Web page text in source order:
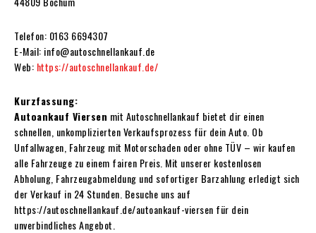
Telefon: 0163 6694307
E-Mail: info@autoschnellankauf.de
Web: https://autoschnellankauf.de/
Kurzfassung:
Autoankauf Viersen mit Autoschnellankauf bietet dir einen
schnellen, unkomplizierten Verkaufsprozess für dein Auto. Ob
Unfallwagen, Fahrzeug mit Motorschaden oder ohne TÜV – wir kaufen
alle Fahrzeuge zu einem fairen Preis. Mit unserer kostenlosen
Abholung, Fahrzeugabmeldung und sofortiger Barzahlung erledigt sich
der Verkauf in 24 Stunden. Besuche uns auf
https://autoschnellankauf.de/autoankauf-viersen für dein
unverbindliches Angebot.